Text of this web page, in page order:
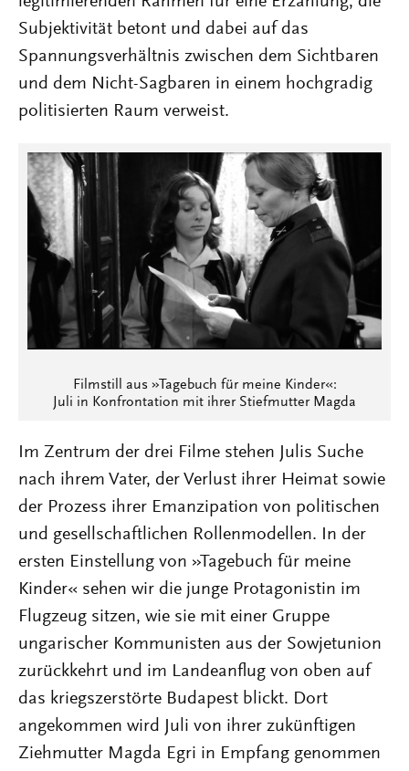
Subjektivität betont und dabei auf das
Spannungsverhältnis zwischen dem Sichtbaren
und dem Nicht-Sagbaren in einem hochgradig
politisierten Raum verweist.
Filmstill aus »Tagebuch für meine Kinder«:
Juli in Konfrontation mit ihrer Stiefmutter Magda
Im Zentrum der drei Filme stehen Julis Suche
nach ihrem Vater, der Verlust ihrer Heimat sowie
der Prozess ihrer Emanzipation von politischen
und gesellschaftlichen Rollenmodellen. In der
ersten Einstellung von »Tagebuch für meine
Kinder« sehen wir die junge Protagonistin im
Flugzeug sitzen, wie sie mit einer Gruppe
ungarischer Kommunisten aus der Sowjetunion
zurückkehrt und im Landeanflug von oben auf
das kriegszerstörte Budapest blickt. Dort
angekommen wird Juli von ihrer zukünftigen
Ziehmutter Magda Egri in Empfang genommen